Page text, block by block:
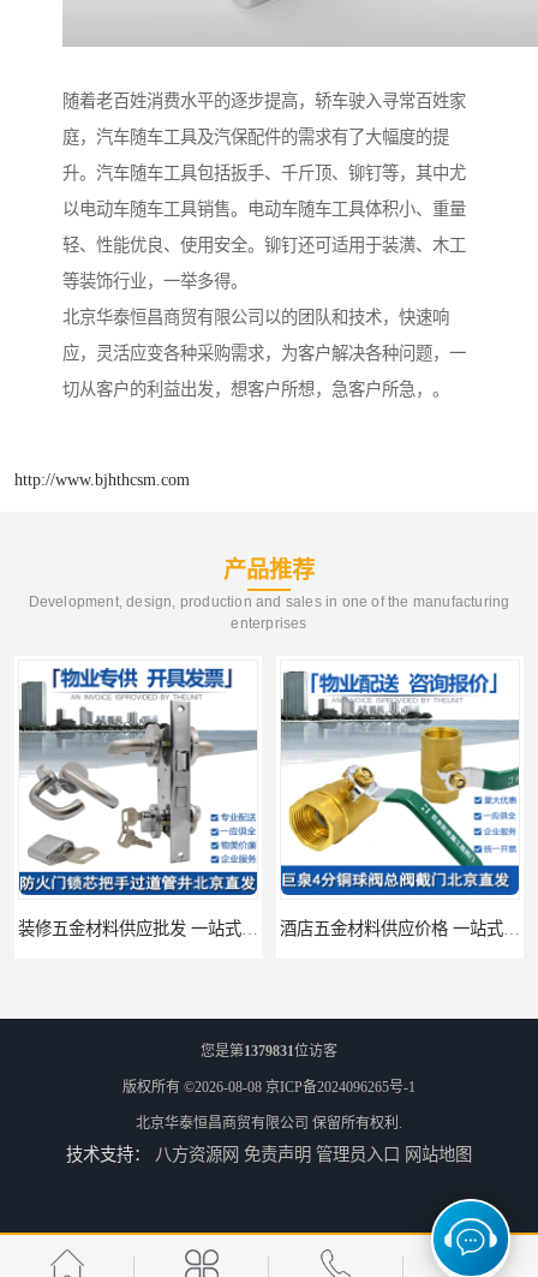
随着老百姓消费水平的逐步提高，轿车驶入寻常百姓家
庭，汽车随车工具及汽保配件的需求有了大幅度的提
升。汽车随车工具包括扳手、千斤顶、铆钉等，其中尤
以电动车随车工具销售。电动车随车工具体积小、重量
轻、性能优良、使用安全。铆钉还可适用于装潢、木工
等装饰行业，一举多得。
北京华泰恒昌商贸有限公司以的团队和技术，快速响
应，灵活应变各种采购需求，为客户解决各种问题，一
切从客户的利益出发，想客户所想，急客户所急，。
http://www.bjhthcsm.com
产品推荐
Development, design, production and sales in one of the manufacturing
enterprises
建筑五金材料供应配送 一站式五金材料供应商 脸盆冷热水龙头批发商 水龙头冷热洗脸盆池 全城配送
您是第1379831位访客
版权所有 ©2026-08-08 京ICP备2024096265号-1
北京华泰恒昌商贸有限公司 保留所有权利.
技术支持： 八方资源网 免责声明 管理员入口 网站地图